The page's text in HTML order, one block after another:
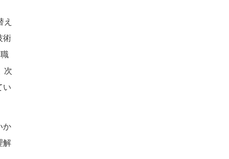
え
術
次
い
か
解